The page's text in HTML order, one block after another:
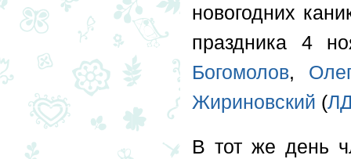
новогодних
праздника 4
Богомолов,
Жириновский (
В тот же день